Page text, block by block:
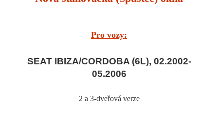
Pro vozy:
SEAT IBIZA/CORDOBA (6L), 02.2002-
05.2006
2 a 3-dveřová verze